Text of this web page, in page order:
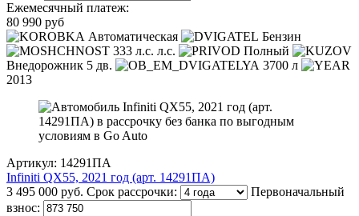
Ежемесячный платеж:
80 990 руб
Автоматическая
Бензин
333 л.с. л.с.
Полный
Внедорожник 5 дв.
3700 л
2013
Артикул: 14291ПА
Infiniti QX55, 2021 год (арт. 14291ПА)
3 495 000 руб. Срок рассрочки:
Первоначальный
взнос: